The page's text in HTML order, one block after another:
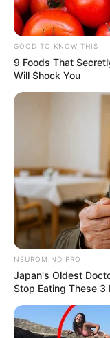
GOOD TO KNOW THIS
9 Foods That
Will Shock You
NEUROMIND PRO
Japan's Oldest
Stop Eating These 3